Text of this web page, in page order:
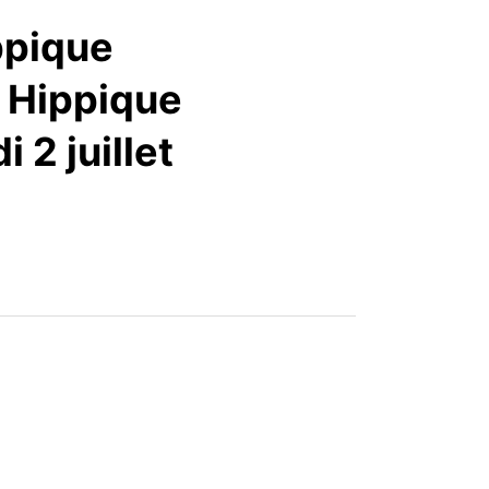
articles
2 juillet